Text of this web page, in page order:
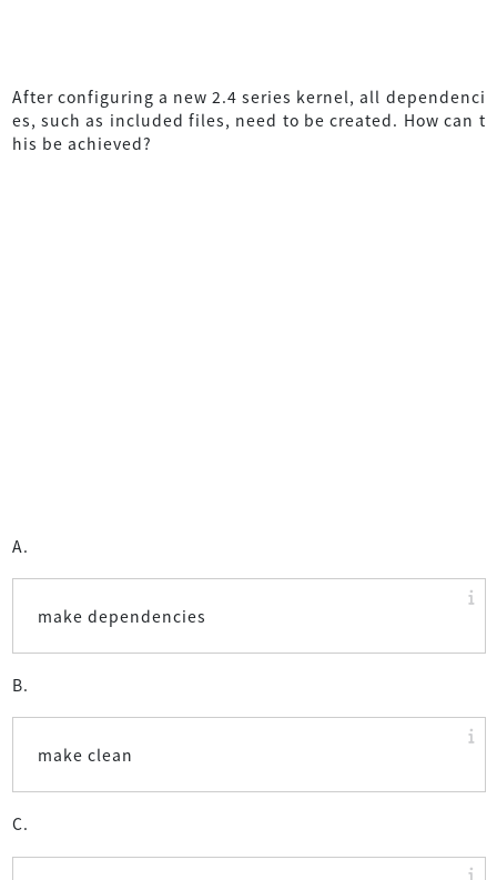
After configuring a new 2.4 series kernel, all dependenci
es, such as included files, need to be created. How can t
his be achieved?
A.
make dependencies
B.
make clean
C.